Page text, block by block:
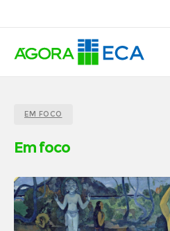
EM FOCO
Em foco